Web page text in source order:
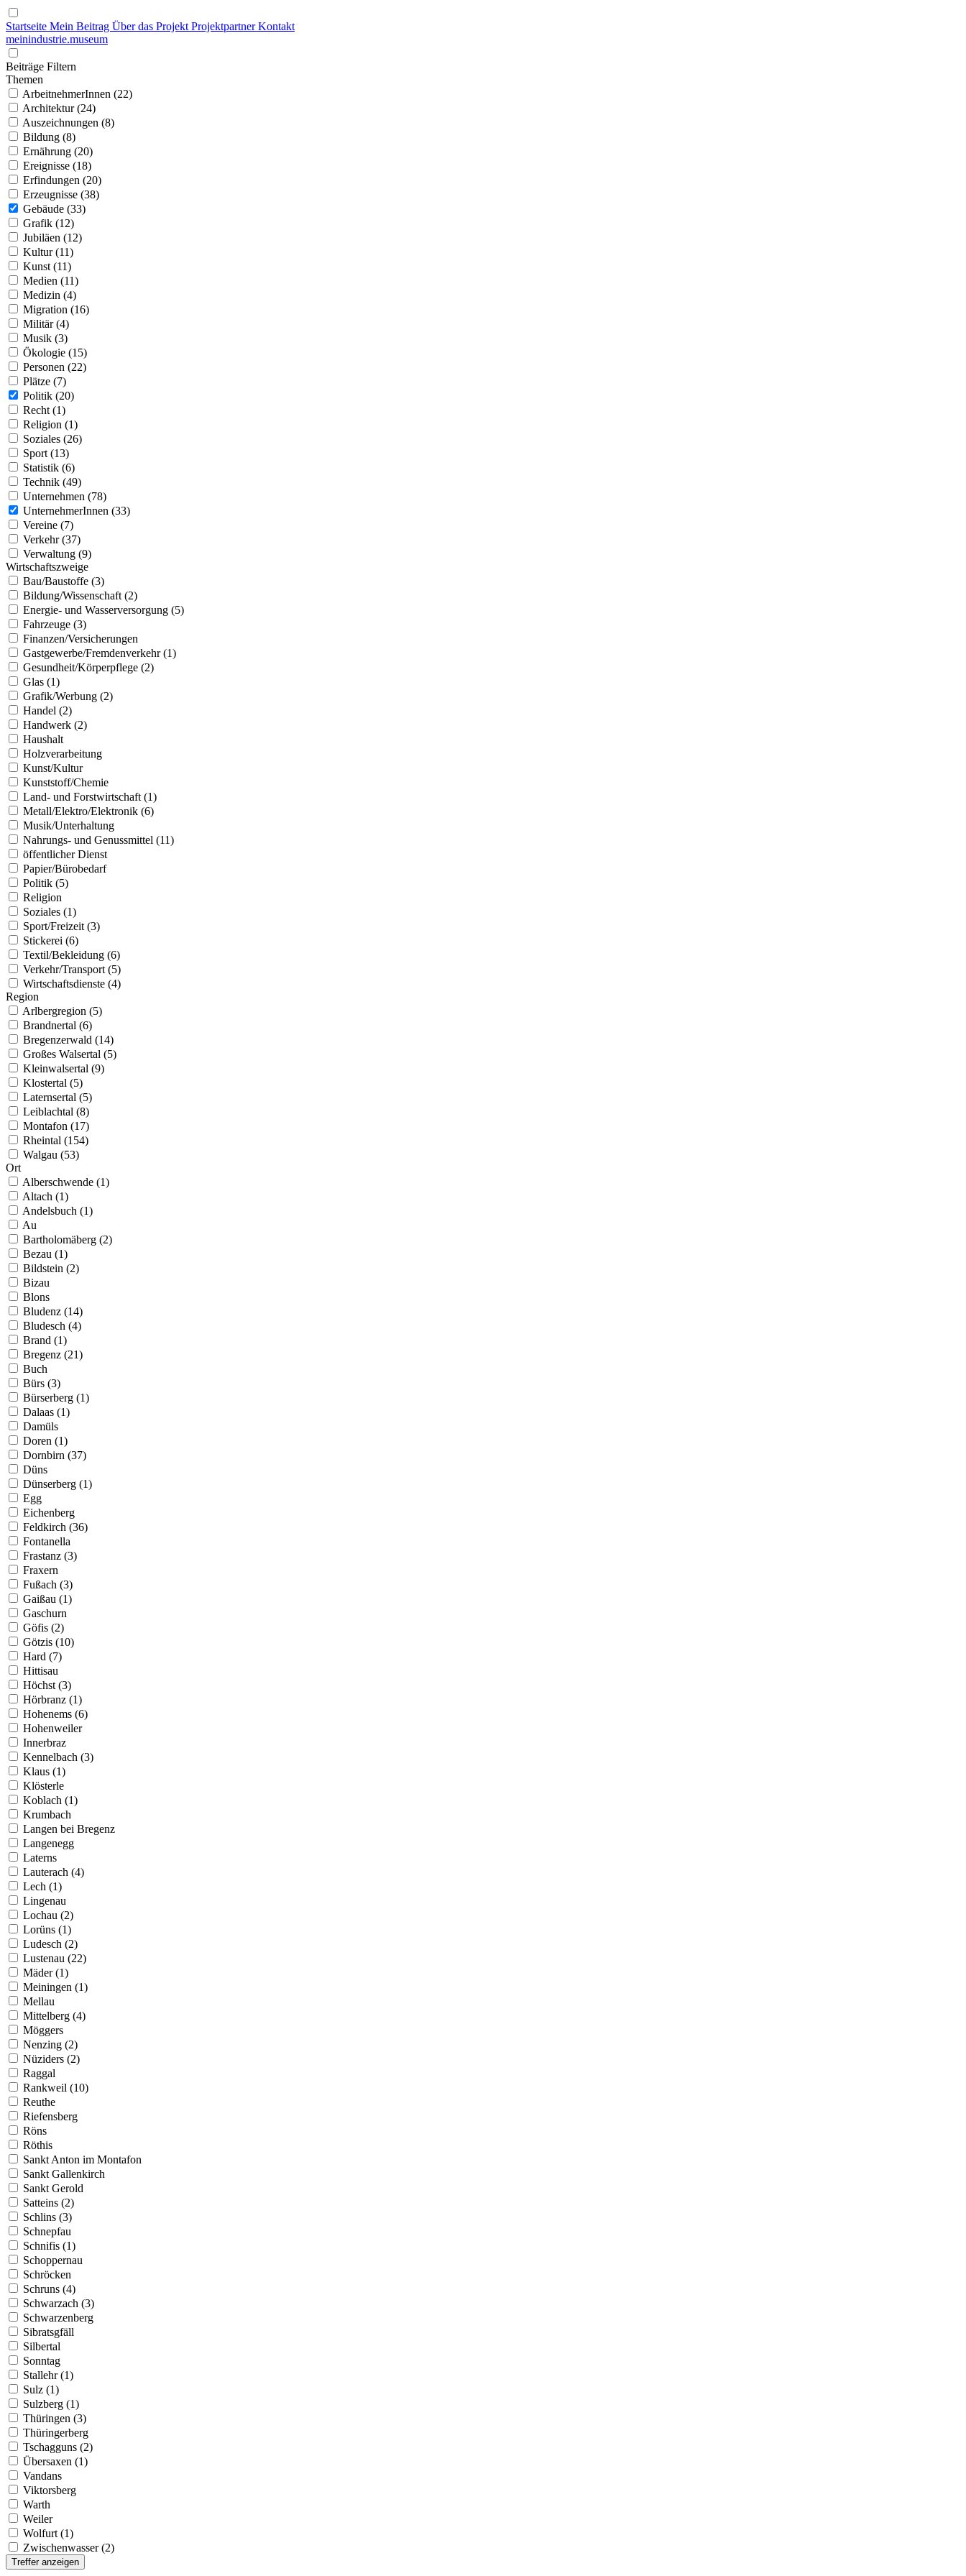
Startseite Mein Beitrag Über das Projekt ProjektpartnerKontakt
meinindustrie.museum
Beiträge Filtern
Themen
ArbeitnehmerInnen (22)
Architektur (24)
Auszeichnungen (8)
Bildung (8)
Ernährung (20)
Ereignisse (18)
Erfindungen (20)
Erzeugnisse (38)
Gebäude (33)
Grafik (12)
Jubiläen (12)
Kultur (11)
Kunst (11)
Medien (11)
Medizin (4)
Migration (16)
Militär (4)
Musik (3)
Ökologie (15)
Personen (22)
Plätze (7)
Politik (20)
Recht (1)
Religion (1)
Soziales (26)
Sport (13)
Statistik (6)
Technik (49)
Unternehmen (78)
UnternehmerInnen (33)
Vereine (7)
Verkehr (37)
Verwaltung (9)
Wirtschaftszweige
Bau/Baustoffe (3)
Bildung/Wissenschaft (2)
Energie- und Wasserversorgung (5)
Fahrzeuge (3)
Finanzen/Versicherungen
Gastgewerbe/Fremdenverkehr (1)
Gesundheit/Körperpflege (2)
Glas (1)
Grafik/Werbung (2)
Handel (2)
Handwerk (2)
Haushalt
Holzverarbeitung
Kunst/Kultur
Kunststoff/Chemie
Land- und Forstwirtschaft (1)
Metall/Elektro/Elektronik (6)
Musik/Unterhaltung
Nahrungs- und Genussmittel (11)
öffentlicher Dienst
Papier/Bürobedarf
Politik (5)
Religion
Soziales (1)
Sport/Freizeit (3)
Stickerei (6)
Textil/Bekleidung (6)
Verkehr/Transport (5)
Wirtschaftsdienste (4)
Region
Arlbergregion (5)
Brandnertal (6)
Bregenzerwald (14)
Großes Walsertal (5)
Kleinwalsertal (9)
Klostertal (5)
Laternsertal (5)
Leiblachtal (8)
Montafon (17)
Rheintal (154)
Walgau (53)
Ort
Alberschwende (1)
Altach (1)
Andelsbuch (1)
Au
Bartholomäberg (2)
Bezau (1)
Bildstein (2)
Bizau
Blons
Bludenz (14)
Bludesch (4)
Brand (1)
Bregenz (21)
Buch
Bürs (3)
Bürserberg (1)
Dalaas (1)
Damüls
Doren (1)
Dornbirn (37)
Düns
Dünserberg (1)
Egg
Eichenberg
Feldkirch (36)
Fontanella
Frastanz (3)
Fraxern
Fußach (3)
Gaißau (1)
Gaschurn
Göfis (2)
Götzis (10)
Hard (7)
Hittisau
Höchst (3)
Hörbranz (1)
Hohenems (6)
Hohenweiler
Innerbraz
Kennelbach (3)
Klaus (1)
Klösterle
Koblach (1)
Krumbach
Langen bei Bregenz
Langenegg
Laterns
Lauterach (4)
Lech (1)
Lingenau
Lochau (2)
Lorüns (1)
Ludesch (2)
Lustenau (22)
Mäder (1)
Meiningen (1)
Mellau
Mittelberg (4)
Möggers
Nenzing (2)
Nüziders (2)
Raggal
Rankweil (10)
Reuthe
Riefensberg
Röns
Röthis
Sankt Anton im Montafon
Sankt Gallenkirch
Sankt Gerold
Satteins (2)
Schlins (3)
Schnepfau
Schnifis (1)
Schoppernau
Schröcken
Schruns (4)
Schwarzach (3)
Schwarzenberg
Sibratsgfäll
Silbertal
Sonntag
Stallehr (1)
Sulz (1)
Sulzberg (1)
Thüringen (3)
Thüringerberg
Tschagguns (2)
Übersaxen (1)
Vandans
Viktorsberg
Warth
Weiler
Wolfurt (1)
Zwischenwasser (2)
Treffer anzeigen